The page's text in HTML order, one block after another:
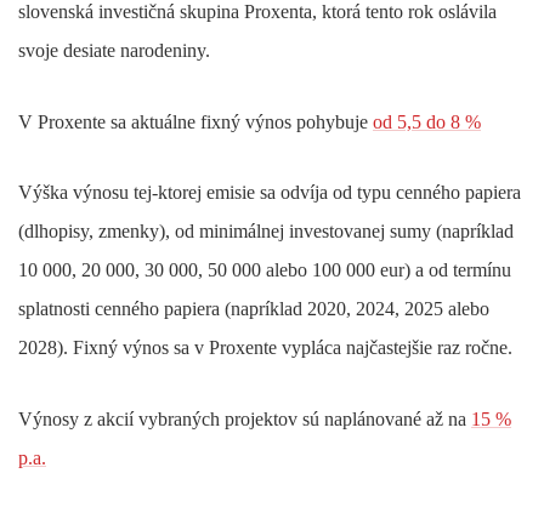
slovenská investičná skupina Proxenta, ktorá tento rok oslávila
svoje desiate narodeniny.
V Proxente sa aktuálne fixný výnos pohybuje od 5,5 do 8 %
Výška výnosu tej-ktorej emisie sa odvíja od typu cenného papiera
(dlhopisy, zmenky), od minimálnej investovanej sumy (napríklad
10 000, 20 000, 30 000, 50 000 alebo 100 000 eur) a od termínu
splatnosti cenného papiera (napríklad 2020, 2024, 2025 alebo
2028). Fixný výnos sa v Proxente vypláca najčastejšie raz ročne.
Výnosy z akcií vybraných projektov sú naplánované až na 15 %
p.a.